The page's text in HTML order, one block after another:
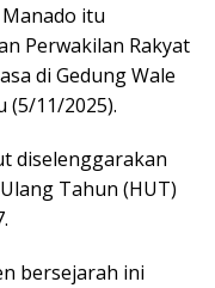
itu
Perwakilan Rakyat
di Gedung Wale
(5/11/2025).
diselenggarakan
Tahun (HUT)
bersejarah ini